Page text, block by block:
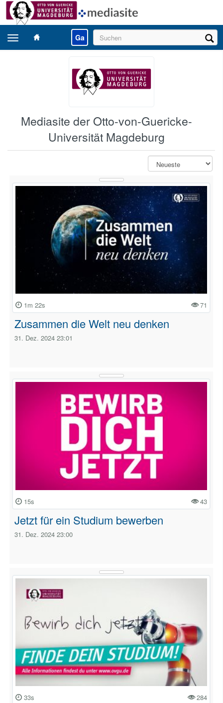
Navigation
Ga
Mediasite der Otto-von-Guericke-
Universität Magdeburg
1m 22s 71
Zusammen die Welt neu denken
31. Dez. 2024 23:01
15s 43
Jetzt für ein Studium bewerben
31. Dez. 2024 23:00
33s 284